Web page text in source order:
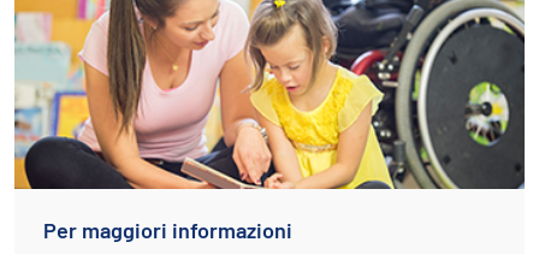
Per maggiori informazioni